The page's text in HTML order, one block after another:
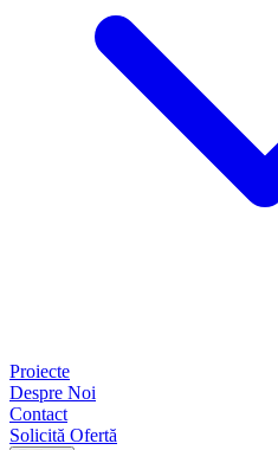
Proiecte
Despre Noi
Contact
Solicită Ofertă